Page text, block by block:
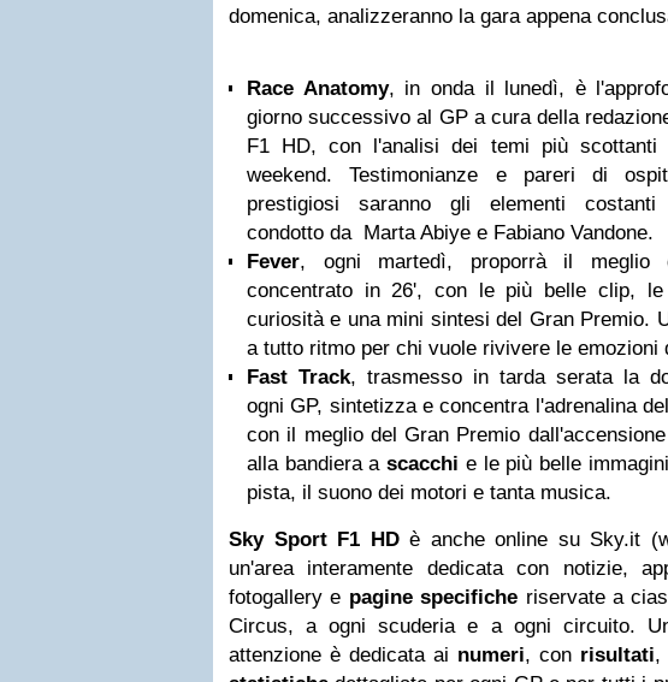
domenica, analizzeranno la gara appena
Race Anatomy, in onda il lunedì, è
giorno successivo al GP a cura della
F1 HD, con l'analisi dei temi più scottanti
weekend. Testimonianze e pareri di
prestigiosi saranno gli elementi
condotto da Marta Abiye e Fabiano Vandone.
Fever, ogni martedì, proporrà il meglio
concentrato in 26', con le più belle clip,
curiosità e una mini sintesi del Gran Premio.
a tutto ritmo per chi vuole rivivere le emozioni
Fast Track, trasmesso in tarda serata la
ogni GP, sintetizza e concentra l'adrenalina
con il meglio del Gran Premio
alla bandiera ascacchi e le più belle
pista, il suono dei motori e tanta musica.
Sky Sport F1 HDè anche online su Sky.it
un'area interamente dedicata con notizie,
fotogallery e pagine specifiche riservate a
Circus, a ogni scuderia e a ogni circuito.
attenzione è dedicata ai numeri, con risultati,